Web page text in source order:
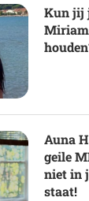
Kun jij
Auna
geile
niet in
staat!